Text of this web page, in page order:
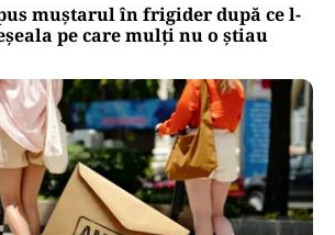
muștarul în frigider după ce l-
pe care mulți nu o știau